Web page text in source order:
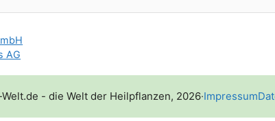
AG
- die Welt der Heilpflanzen, 2026·Impressum